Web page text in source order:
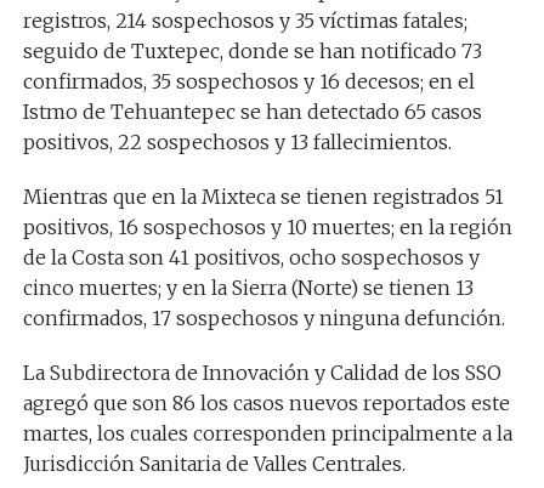
registros, 214 sospechosos y 35 víctimas fatales;
seguido de Tuxtepec, donde se han notificado 73
confirmados, 35 sospechosos y 16 decesos; en el
Istmo de Tehuantepec se han detectado 65 casos
positivos, 22 sospechosos y 13 fallecimientos.
Mientras que en la Mixteca se tienen registrados 51
positivos, 16 sospechosos y 10 muertes; en la región
de la Costa son 41 positivos, ocho sospechosos y
cinco muertes; y en la Sierra (Norte) se tienen 13
confirmados, 17 sospechosos y ninguna defunción.
La Subdirectora de Innovación y Calidad de los SSO
agregó que son 86 los casos nuevos reportados este
martes, los cuales corresponden principalmente a la
Jurisdicción Sanitaria de Valles Centrales.